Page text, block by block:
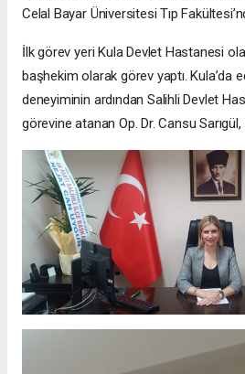
Celal Bayar Üniversitesi Tıp
İlk görev yeri Kula Devlet Hastanesi olan
başhekim olarak görev yaptı. Kula’da
deneyiminin ardından Salihli Devlet
görevine atanan Op. Dr. Cansu